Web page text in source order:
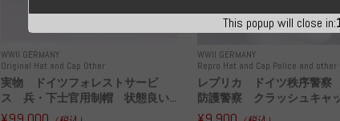
WWII GERMANY
Original Hat and Cap Other
実物 ドイツフォレストサービ
ス 兵・下士官用制帽 状態良い...
WWII GERMANY
Repro Hat and Cap Police and other
レプリカ ドイツ秩序警
防護警察 クラッシュキャ
This popup will close in: